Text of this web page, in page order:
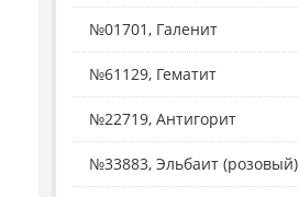
№01701, Галенит
№61129, Гематит
№22719, Антигорит
№33883, Эльбаит (розовый)